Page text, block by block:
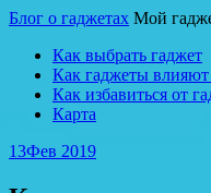
Блог о гаджетах Мой
Как выбрать гаджет
Как гаджеты влияют
Как избавиться от
Карта
13Фев 2019